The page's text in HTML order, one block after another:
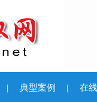
| 典型案例 | 在